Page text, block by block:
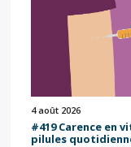
4 août 2026
#419 Carence en
pilules